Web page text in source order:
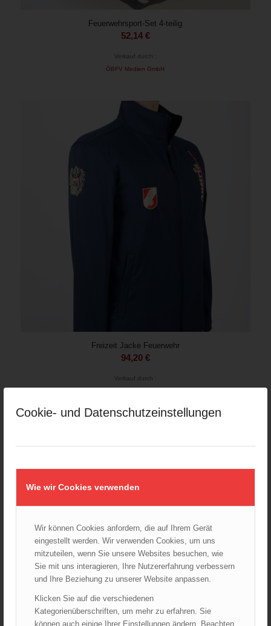
Cookie- und Datenschutzeinstellungen
Wie wir Cookies verwenden
Wir können Cookies anfordern, die auf Ihrem Gerät
eingestellt werden. Wir verwenden Cookies, um uns
mitzuteilen, wenn Sie unsere Websites besuchen, wie
Sie mit uns interagieren, Ihre Nutzererfahrung verbessern
und Ihre Beziehung zu unserer Website anpassen.
Klicken Sie auf die verschiedenen
Kategorienüberschriften, um mehr zu erfahren. Sie
können auch einige Ihrer Einstellungen ändern. Beachten
Feuerwehrsport-Set 4-teilig
52,14 €
Verkauf durch :
ÖBFV Medien GmbH
Freizeit Jacke Feuerwehr
94,20 €
Verkauf durch :